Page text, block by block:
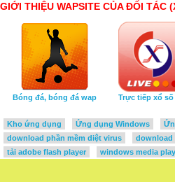
GIỚI THIỆU WAPSITE CỦA ĐỐI TÁC
Bóng đá, bóng đá wap Trực tiếp xổ số
Kho ứng dụng Ứng dụng Windows
download phần mềm diệt virus
download
tải adobe flash player
windows media